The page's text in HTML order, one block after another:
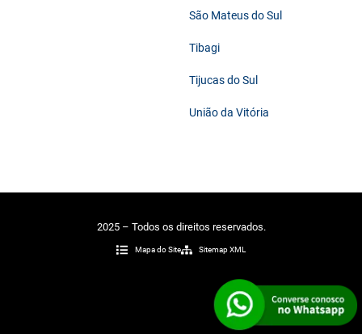
São Mateus do Sul
Tibagi
Tijucas do Sul
União da Vitória
2025 – Todos os direitos reservados.
Mapa do Site Sitemap XML